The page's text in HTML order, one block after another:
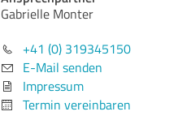
Gabrielle Monter
+41 (0) 319345150
E-Mail senden
Impressum
Termin vereinbaren